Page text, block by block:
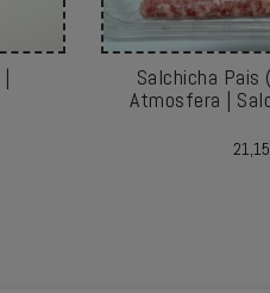
Salchicha
Atmosfera |